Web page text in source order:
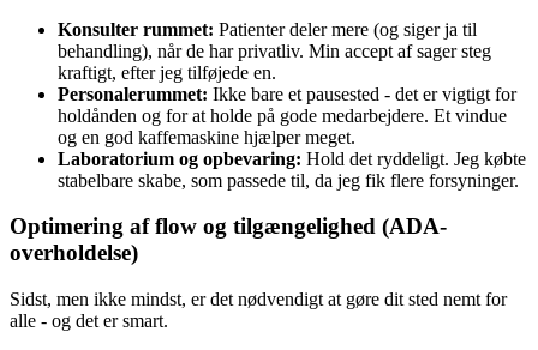
Konsulter rummet: Patienter deler mere (og siger ja til
behandling), når de har privatliv. Min accept af sager steg
kraftigt, efter jeg tilføjede en.
Personalerummet: Ikke bare et pausested - det er vigtigt for
holdånden og for at holde på gode medarbejdere. Et vindue
og en god kaffemaskine hjælper meget.
Laboratorium og opbevaring: Hold det ryddeligt. Jeg købte
stabelbare skabe, som passede til, da jeg fik flere forsyninger.
Optimering af flow og tilgængelighed (ADA-
overholdelse)
Sidst, men ikke mindst, er det nødvendigt at gøre dit sted nemt for
alle - og det er smart.